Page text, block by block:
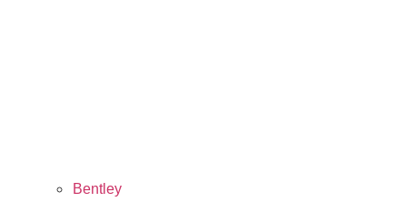
Bentley